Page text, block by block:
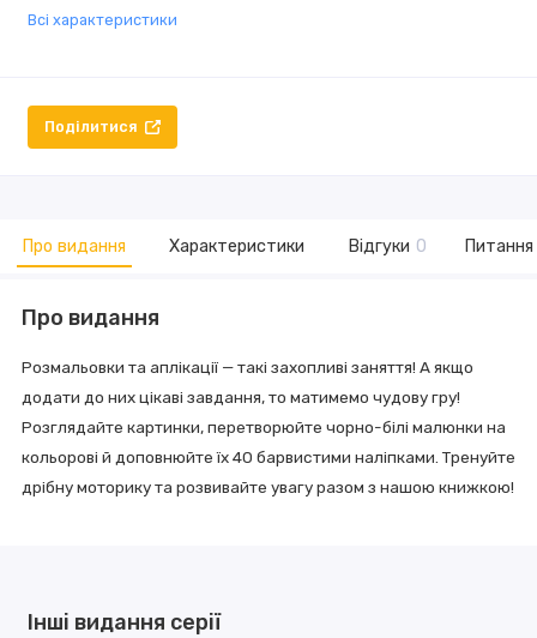
Всі характеристики
Поділитися
Про видання Характеристики Відгуки 0 Питання
Про видання
Розмальовки та аплікації — такі захопливі заняття! А якщо
додати до них цікаві завдання, то матимемо чудову гру!
Розглядайте картинки, перетворюйте чорно-білі малюнки на
кольорові й доповнюйте їх 40 барвистими наліпками. Тренуйте
дрібну моторику та розвивайте увагу разом з нашою книжкою!
Інші видання серії